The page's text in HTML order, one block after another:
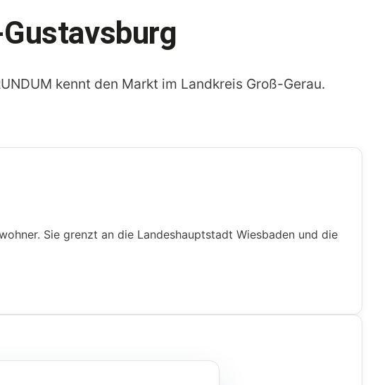
kennt den Markt im Landkreis Groß-Gerau.
Sie grenzt an die Landeshauptstadt Wiesbaden und die